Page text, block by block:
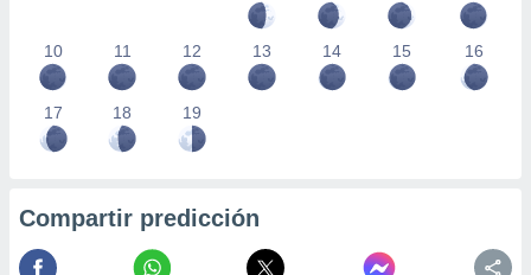
10 11 12 13 14 15 16
17 18 19
Compartir predicción